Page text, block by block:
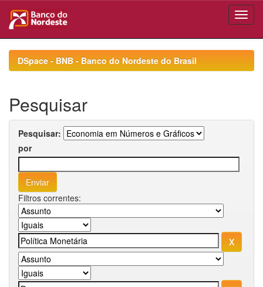
navigationDSpace - BNB - Banco do Nordeste do Brasil
Pesquisar
Pesquisar:
por
Filtros correntes: